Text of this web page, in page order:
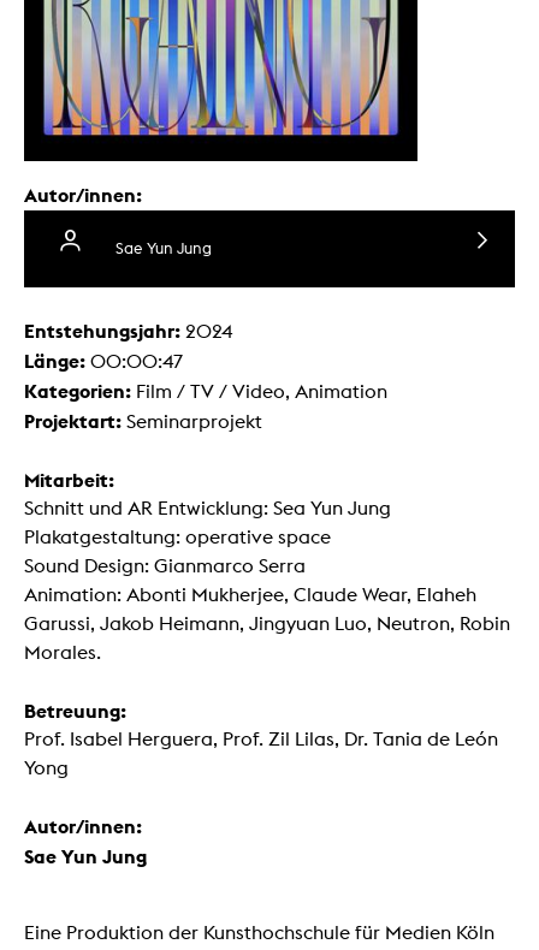
Autor/innen:
Sae Yun Jung
Entstehungsjahr: 2024
Länge: 00:00:47
Kategorien: Film / TV / Video, Animation
Projektart: Seminarprojekt
Mitarbeit:
Schnitt und AR Entwicklung: Sea Yun Jung
Plakatgestaltung: operative space
Sound Design: Gianmarco Serra
Animation: Abonti Mukherjee, Claude Wear, Elaheh
Garussi, Jakob Heimann, Jingyuan Luo, Neutron, Robin
Morales.
Betreuung:
Prof. Isabel Herguera, Prof. Zil Lilas, Dr. Tania de León
Yong
Autor/innen:
Sae Yun Jung
Eine Produktion der Kunsthochschule für Medien Köln